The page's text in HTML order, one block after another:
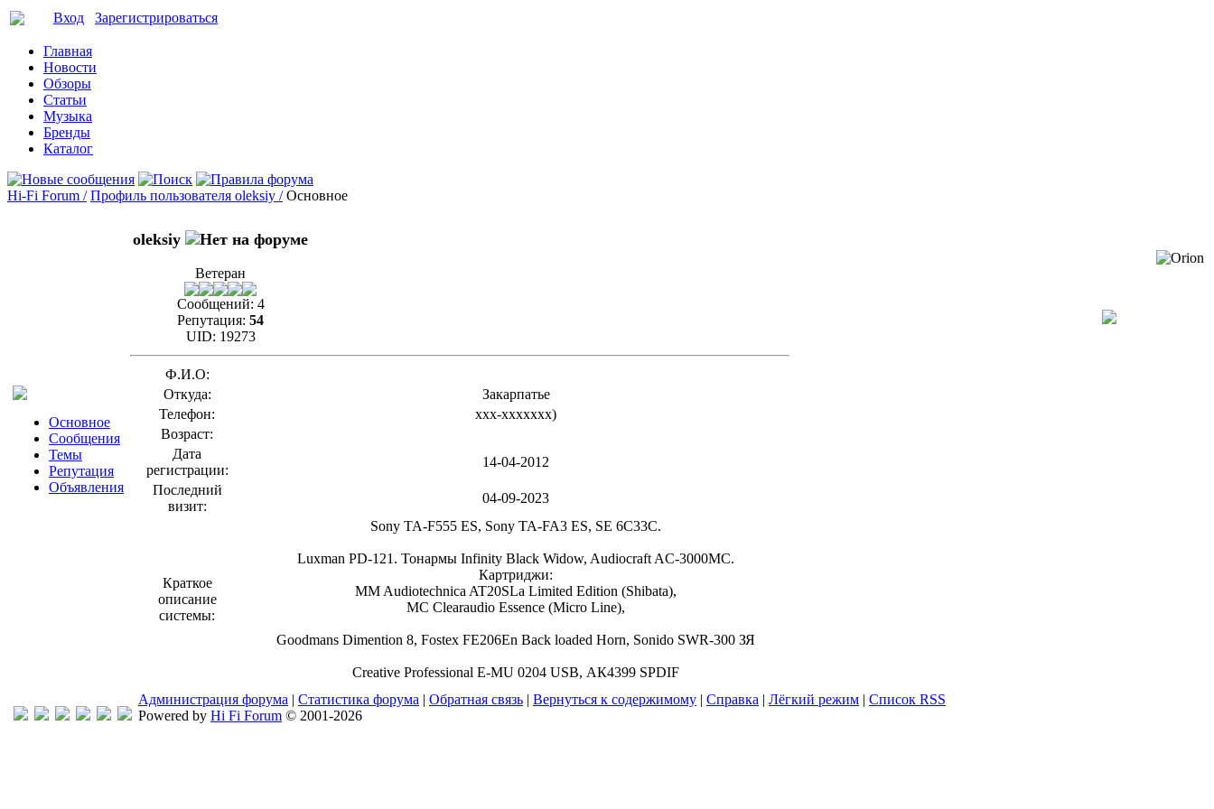
Вход Зарегистрироваться
Главная
Новости
Обзоры
Статьи
Музыка
Бренды
Каталог
Hi-Fi Forum / Профиль пользователя oleksiy / Основное
Основное
Сообщения
Темы
Репутация
Объявления
oleksiy
Ветеран
Сообщений: 4
Репутация: 54
UID: 19273
Ф.И.О:
Откуда:
Закарпатье
Телефон:
xxx-xxxxxxx)
Возраст:
Дата
регистрации:
14-04-2012
Последний
визит:
04-09-2023
Краткое
описание
системы:
Sony TA-F555 ES, Sony TA-FA3 ES, SE 6C33C.
Luxman PD-121. Тонармы Infinity Black Widow, Audiocraft AC-3000MC.
Картриджи:
MM Audiotechnica AT20SLa Limited Edition (Shibata),
MC Clearaudio Essence (Micro Line),
Goodmans Dimention 8, Fostex FE206En Back loaded Horn, Sonido SWR-300 ЗЯ
Creative Professional E-MU 0204 USB, АК4399 SPDIF
Администрация форума | Статистика форума | Обратная связь | Вернуться к содержимому | Справка | Лёгкий режим | Список RSS
Powered by Hi Fi Forum © 2001-2026